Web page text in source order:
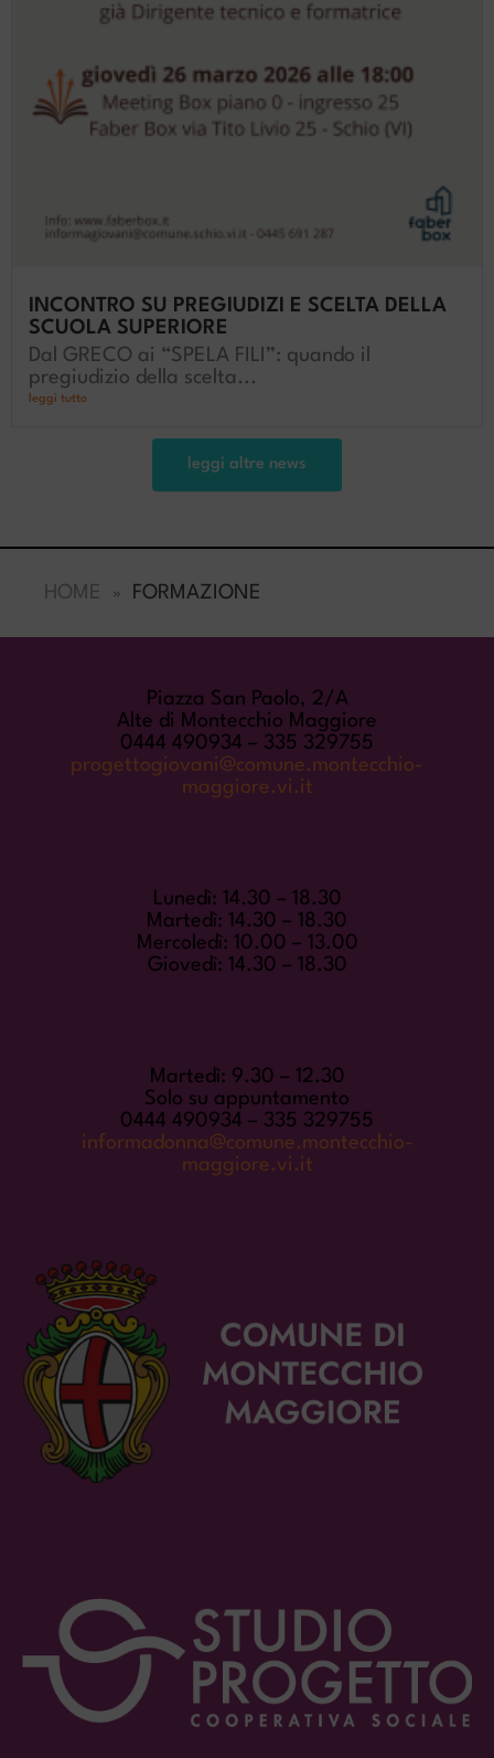
INCONTRO SU PREGIUDIZI E SCELTA DELLA
SCUOLA SUPERIORE
Dal GRECO ai “SPELA FILI”: quando il
pregiudizio della scelta...
leggi tutto
leggi altre news
HOME FORMAZIONE
Piazza San Paolo, 2/A
Alte di Montecchio Maggiore
0444 490934 – 335 329755
progettogiovani@comune.montecchio-
maggiore.vi.it
Lunedì: 14.30 – 18.30
Martedì: 14.30 – 18.30
Mercoledì: 10.00 – 13.00
Giovedì: 14.30 – 18.30
Martedì: 9.30 – 12.30
Solo su appuntamento
0444 490934 – 335 329755
informadonna@comune.montecchio-
maggiore.vi.it